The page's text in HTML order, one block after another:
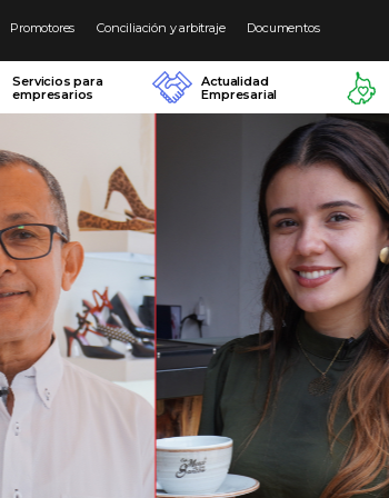
Promotores Conciliación y arbitraje Documentos
Servicios para
empresarios
Actualidad
Empresarial